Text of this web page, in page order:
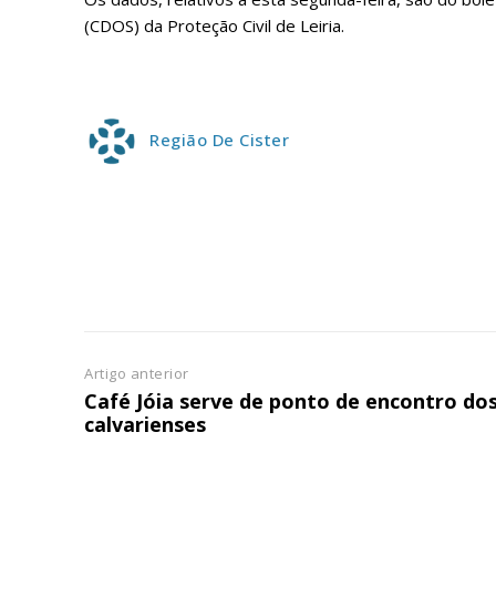
Escolha
(CDOS) da Proteção Civil de Leiria.
Região De Cister
Artigo anterior
Café Jóia serve de ponto de encontro
calvarienses